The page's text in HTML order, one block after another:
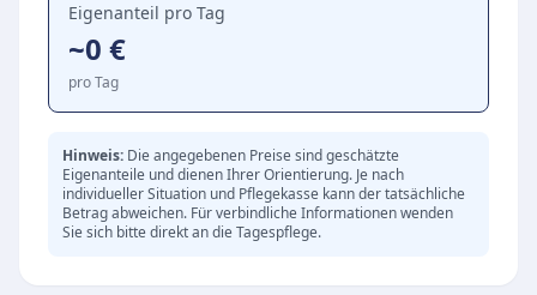
fördern.
Gemeinschaft und Aktivitäten
Ein vielfältiges Angebot an gemeinschaftlichen
Aktivitäten prägt den Tag im Seniorentreff zum
Ochsen. Von gemeinsamen Mahlzeiten über
Gedächtnistraining bis hin zu leichten
Bewegungsübungen wird jeder Gast individuell
nach seinen persönlichen Fähigkeiten
eingebunden und wertgeschätzt.
Eigenanteil pro Tag
~0 €
pro Tag
Hinweis: Die angegebenen Preise sind geschätzte
Eigenanteile und dienen Ihrer Orientierung. Je nach
individueller Situation und Pflegekasse kann der tatsächliche
Betrag abweichen. Für verbindliche Informationen wenden
Sie sich bitte direkt an die Tagespflege.